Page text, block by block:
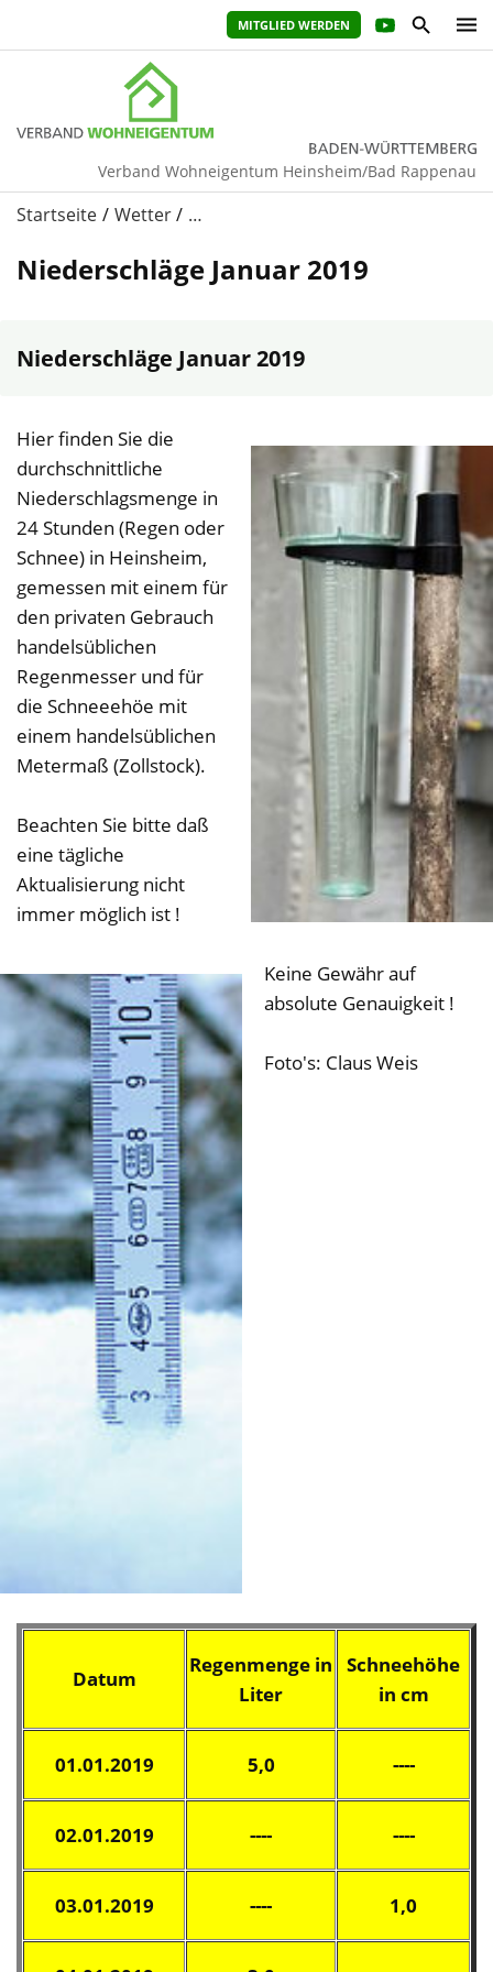
MITGLIED WERDEN
Verband Wohneigentum Heinsheim/Bad Rappenau
Startseite Wetter …
Niederschläge Januar 2019
Niederschläge Januar 2019
Hier finden Sie die
durchschnittliche
Niederschlagsmenge in
24 Stunden (Regen oder
Schnee) in Heinsheim,
gemessen mit einem für
den privaten Gebrauch
handelsüblichen
Regenmesser und für
die Schneeehöe mit
einem handelsüblichen
Metermaß (Zollstock).
Beachten Sie bitte daß
eine tägliche
Aktualisierung nicht
immer möglich ist !
Keine Gewähr auf
absolute Genauigkeit !
Foto's: Claus Weis
Datum
Regenmenge in
Liter
Schneehöhe
in cm
01.01.2019 5,0 ----
02.01.2019 ---- ----
03.01.2019 ---- 1,0